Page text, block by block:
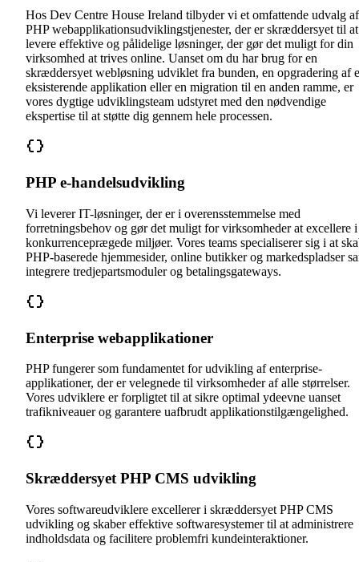
Hos Dev Centre House Ireland tilbyder vi et omfattende udvalg af
PHP webapplikationsudviklingstjenester, der er skræddersyet til at
levere effektive og pålidelige løsninger, der gør det muligt for din
virksomhed at trives online. Uanset om du har brug for en
skræddersyet webløsning udviklet fra bunden, en opgradering af
eksisterende applikation eller en migration til en anden ramme, er
vores dygtige udviklingsteam udstyret med den nødvendige
ekspertise til at støtte dig gennem hele processen.
PHP e-handelsudvikling
Vi leverer IT-løsninger, der er i overensstemmelse med
forretningsbehov og gør det muligt for virksomheder at excellere i
konkurrenceprægede miljøer. Vores teams specialiserer sig i at
PHP-baserede hjemmesider, online butikker og markedspladser
integrere tredjepartsmoduler og betalingsgateways.
Enterprise webapplikationer
PHP fungerer som fundamentet for udvikling af enterprise-
applikationer, der er velegnede til virksomheder af alle størrelser.
Vores udviklere er forpligtet til at sikre optimal ydeevne uanset
trafikniveauer og garantere uafbrudt applikationstilgængelighed.
Skræddersyet PHP CMS udvikling
Vores softwareudviklere excellerer i skræddersyet PHP CMS
udvikling og skaber effektive softwaresystemer til at administrere
indholdsdata og facilitere problemfri kundeinteraktioner.